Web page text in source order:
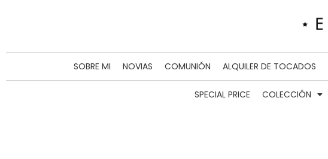
SOBRE MI NOVIAS COMUNIÓN ALQUILER DE TOCADOS
SPECIAL PRICE COLECCIÓN